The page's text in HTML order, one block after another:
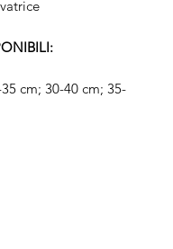
cm; 30-40 cm; 35-